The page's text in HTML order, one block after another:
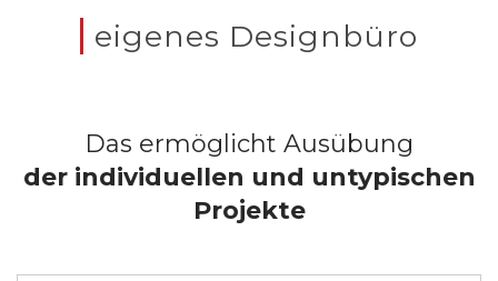
eigenes Designbüro
Das ermöglicht Ausübung
der individuellen und untypischen
Projekte